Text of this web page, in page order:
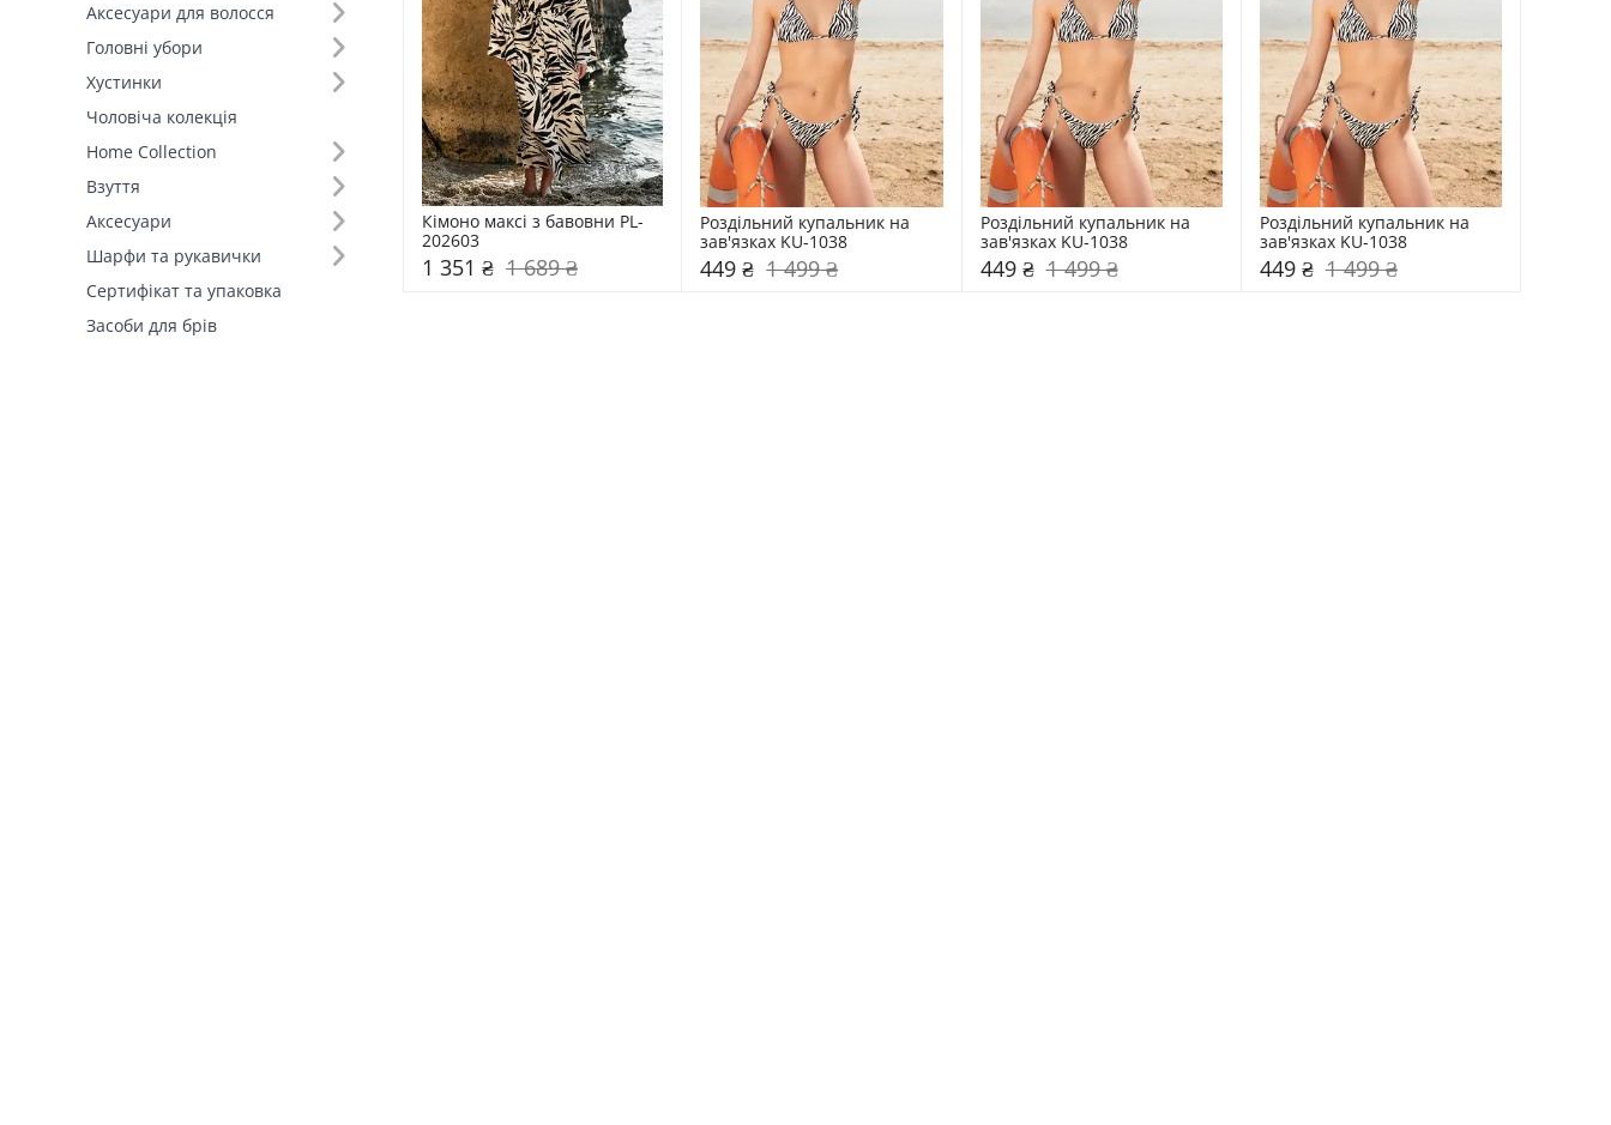
Аксесуари для волосся
Головні убори
Хустинки
Чоловіча колекція
Home Collection
Взуття
Аксесуари
Шарфи та рукавички
Сертифікат та упаковка
Засоби для брів
Колір (101)
Розмір (4)
Основний колір (1)
Склад (2)
Кімоно максі з бавовни PL-
202603
1 351 ₴ 1 689 ₴
Роздільний купальник на
зав'язках KU-1038
449 ₴ 1 499 ₴
Роздільний купальник на
зав'язках KU-1038
449 ₴ 1 499 ₴
Роздільний купальник на
зав'язках KU-1038
449 ₴ 1 499 ₴